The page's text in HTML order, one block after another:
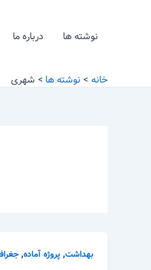
نوشته ها درباره ما
خانه نوشته ها شهری
بهداشت, پروژه آماده,